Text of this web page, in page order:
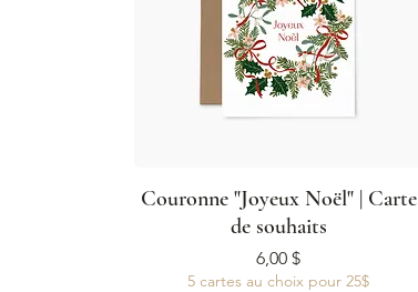
Couronne "Joyeux Noël" | Carte
de souhaits
Prix
6,00 $
5 cartes au choix pour 25$